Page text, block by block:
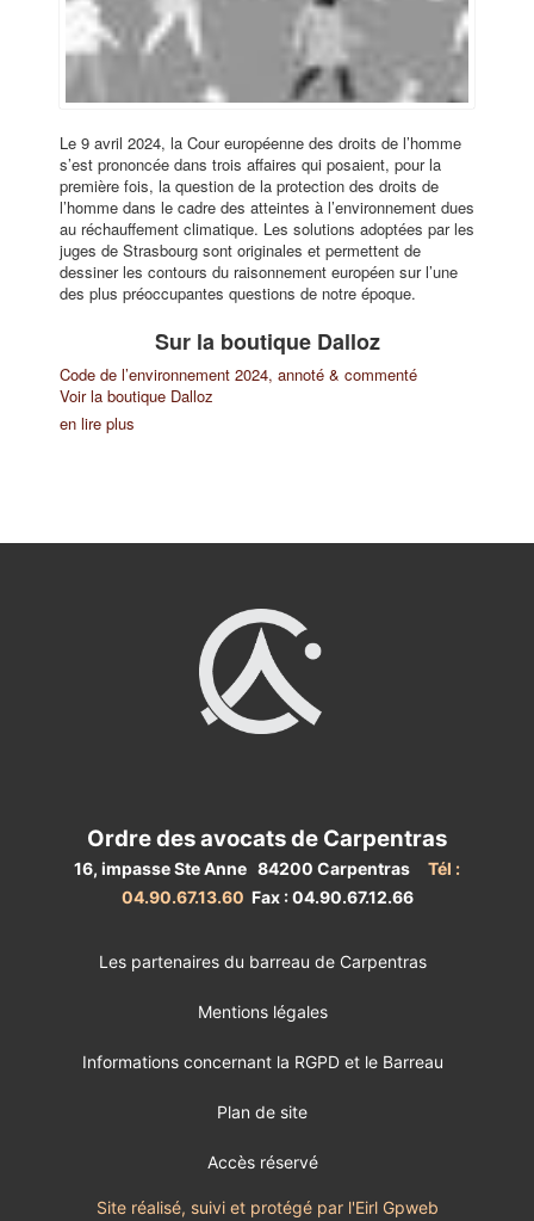
Le 9 avril 2024, la Cour européenne des droits de l’homme
s’est prononcée dans trois affaires qui posaient, pour la
première fois, la question de la protection des droits de
l’homme dans le cadre des atteintes à l’environnement dues
au réchauffement climatique. Les solutions adoptées par les
juges de Strasbourg sont originales et permettent de
dessiner les contours du raisonnement européen sur l’une
des plus préoccupantes questions de notre époque.
Sur la boutique Dalloz
Code de l’environnement 2024, annoté & commenté
Voir la boutique Dalloz
en lire plus
Ordre des avocats de Carpentras
16, impasse Ste Anne 84200 Carpentras
Tél :
04.90.67.13.60 Fax : 04.90.67.12.66
Les partenaires du barreau de Carpentras
Mentions légales
Informations concernant la RGPD et le Barreau
Plan de site
Accès réservé
Site réalisé, suivi et protégé par l'Eirl Gpweb